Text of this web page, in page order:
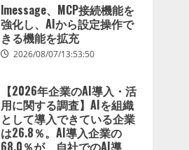
lmessage、MCP接続機能を
強化し、AIから設定操作で
きる機能を拡充
2026/08/07/13:53:50
【2026年企業のAI導入・活
用に関する調査】AIを組織
として導入できている企業
は26.8％。AI導入企業の
68.0％が、自社でのAI導